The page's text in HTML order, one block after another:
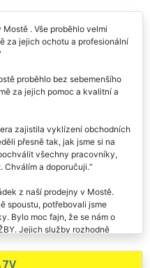
. Vše proběhlo velmi
za jejich ochotu a profesionální
proběhlo bez sebemenšího
za jejich pomoc a kvalitní a
zajistila vyklízení obchodních
přesně tak, jak jsme si na
všechny pracovníky,
Chválím a doporučuji.
z naší prodejny v Mostě.
spoustu, potřebovali jsme
Bylo moc fajn, že se nám o
Jejich služby rozhodně